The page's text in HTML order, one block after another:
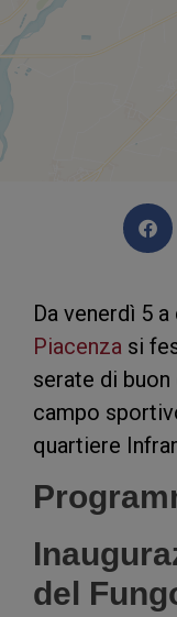
Da venerdì 5
Piacenza si
serate di
campo
quartiere
del